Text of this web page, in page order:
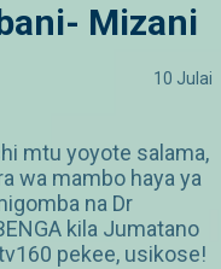
Mizani
10 Julai
mtu yoyote salama,
wa mambo haya ya
na Dr
kila Jumatano
pekee, usikose!